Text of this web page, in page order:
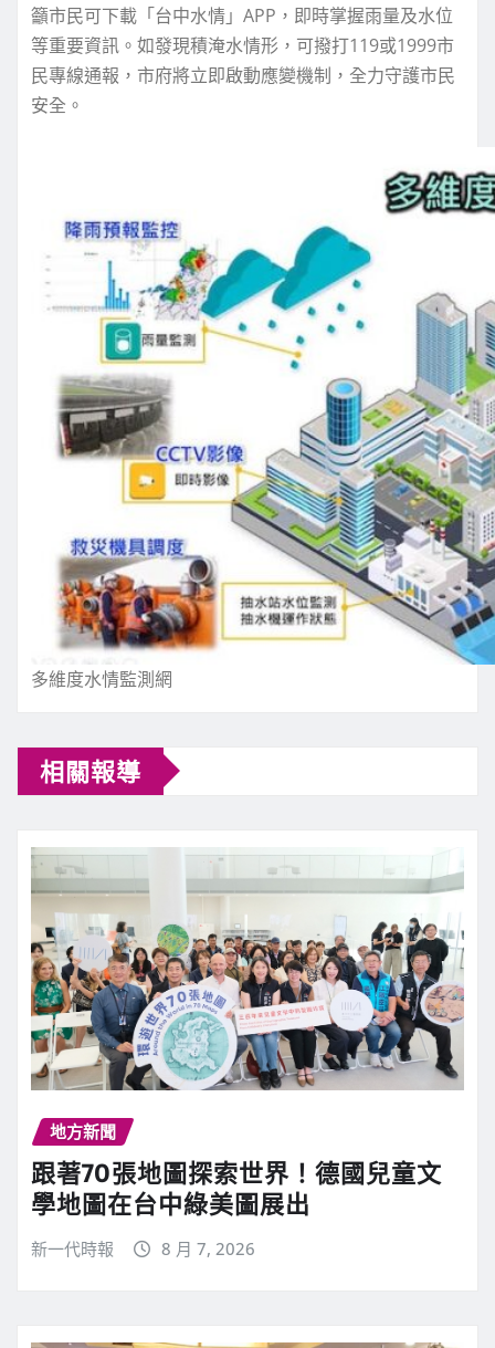
籲市民可下載「台中水情」APP，即時掌握雨量及水位
等重要資訊。如發現積淹水情形，可撥打119或1999市
民專線通報，市府將立即啟動應變機制，全力守護市民
安全。
多維度水情監測網
相關報導
地方新聞
跟著70張地圖探索世界！德國兒童文
學地圖在台中綠美圖展出
新一代時報 8 月 7, 2026